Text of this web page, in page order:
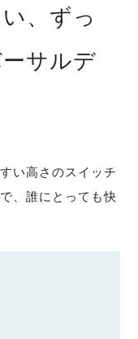
、ずっ
サルデ
い高さのスイッチ
、誰にとっても快